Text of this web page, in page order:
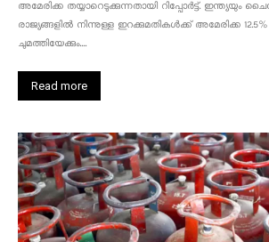
അമേരിക്ക തയ്യാറെടുക്കുന്നതായി റിപ്പോർട്ട്. ഇന്ത്യയും
രാജ്യങ്ങളിൽ നിന്നുള്ള ഇറക്കുമതികൾക്ക് അമേരിക്ക
ചുമത്തിയേക്കും....
Read more